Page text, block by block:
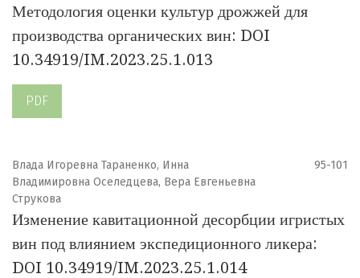
Методология оценки культур дрожжей для
производства органических вин: DOI
10.34919/IM.2023.25.1.013
PDF
Влада Игоревна Тараненко, Инна
Владимировна Оселедцева, Вера Евгеньевна
Струкова
95-101
Изменение кавитационной десорбции игристых
вин под влиянием экспедиционного ликера:
DOI 10.34919/IM.2023.25.1.014